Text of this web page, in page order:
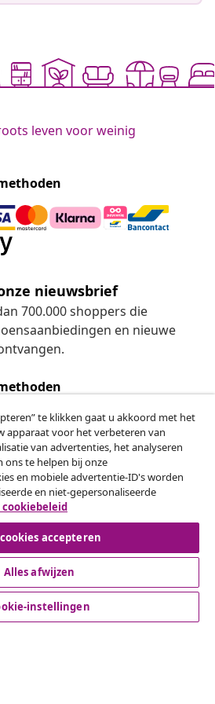
leven voor weinig
nieuwsbrief
700.000 shoppers die
en nieuwe
overeenkomst
bestelling indienen
van de overeenkomst
te klikken gaat u akkoord met het
apparaat voor het verbeteren van
van advertenties, het analyseren
ons te helpen bij onze
en mobiele advertentie-ID's worden
en niet-gepersonaliseerde
cookiebeleid
accepteren
Alles afwijzen
instellingen